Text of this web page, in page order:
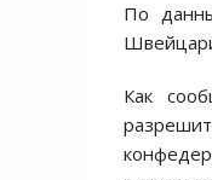
По
Как